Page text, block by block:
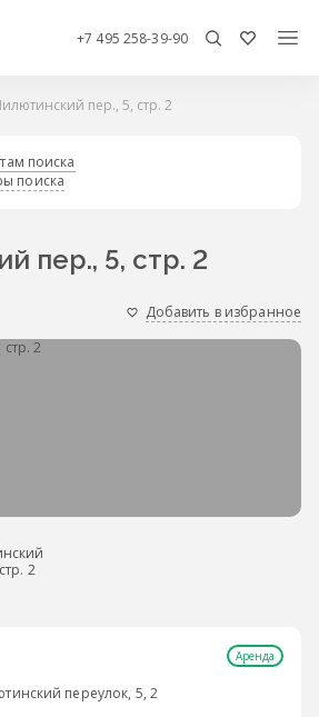
+7 495 258-39-90
пер., 5, стр. 2
поиска
поиска
пер., 5, стр. 2
Добавить в избранное
Аренда
переулок, 5, 2